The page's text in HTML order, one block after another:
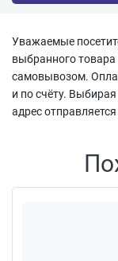
Уважаемые
выбранного
самовывозом.
и по счёту.
адрес